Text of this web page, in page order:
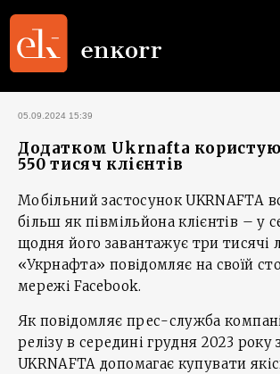
05.09.2024 15:39
Додатком Ukrnafta
550 тисяч клієнтів
Мобільний застосунок UKRNAFTA
більш як півмільйона клієнтів – у
щодня його завантажує три тисячі
«Укрнафта» повідомляє на своїй
мережі Facebook.
Як повідомляє прес-служба
релізу в середині грудня 2023 року
UKRNAFTA допомагає купувати